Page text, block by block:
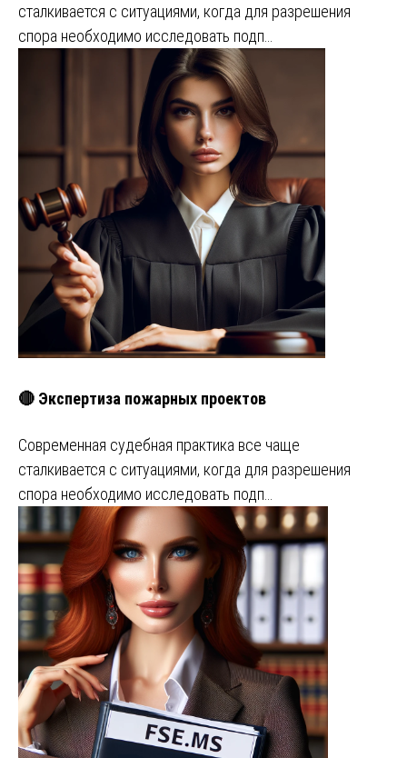
сталкивается с ситуациями, когда для разрешения
спора необходимо исследовать подп…
🔴 Экспертиза пожарных проектов
Современная судебная практика все чаще
сталкивается с ситуациями, когда для разрешения
спора необходимо исследовать подп…